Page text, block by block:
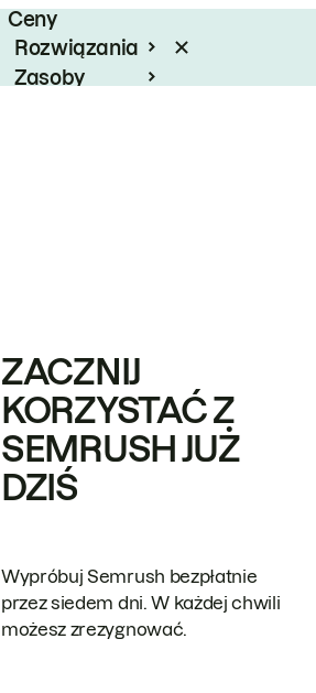
Ceny
Rozwiązania
Zasoby
ZACZNIJ
KORZYSTAĆ Z
SEMRUSH JUŻ
DZIŚ
Wypróbuj Semrush bezpłatnie
przez siedem dni. W każdej chwili
możesz zrezygnować.